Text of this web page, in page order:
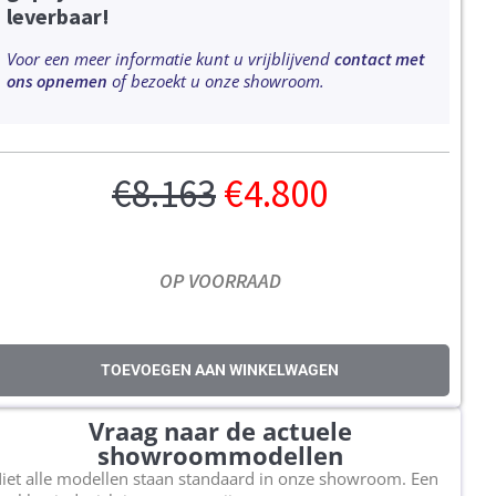
leverbaar!
Voor een meer informatie kunt u vrijblijvend contact met
ons opnemen of bezoekt u onze showroom.
€8.163€4.800
OP VOORRAAD
TOEVOEGEN AAN WINKELWAGEN
Vraag naar de actuele
showroommodellen
alle modellen staan standaard in onze showroom. Een